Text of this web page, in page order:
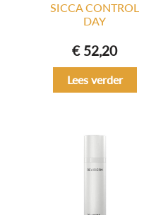
SICCA CONTROL
DAY
€52,20
Lees verder